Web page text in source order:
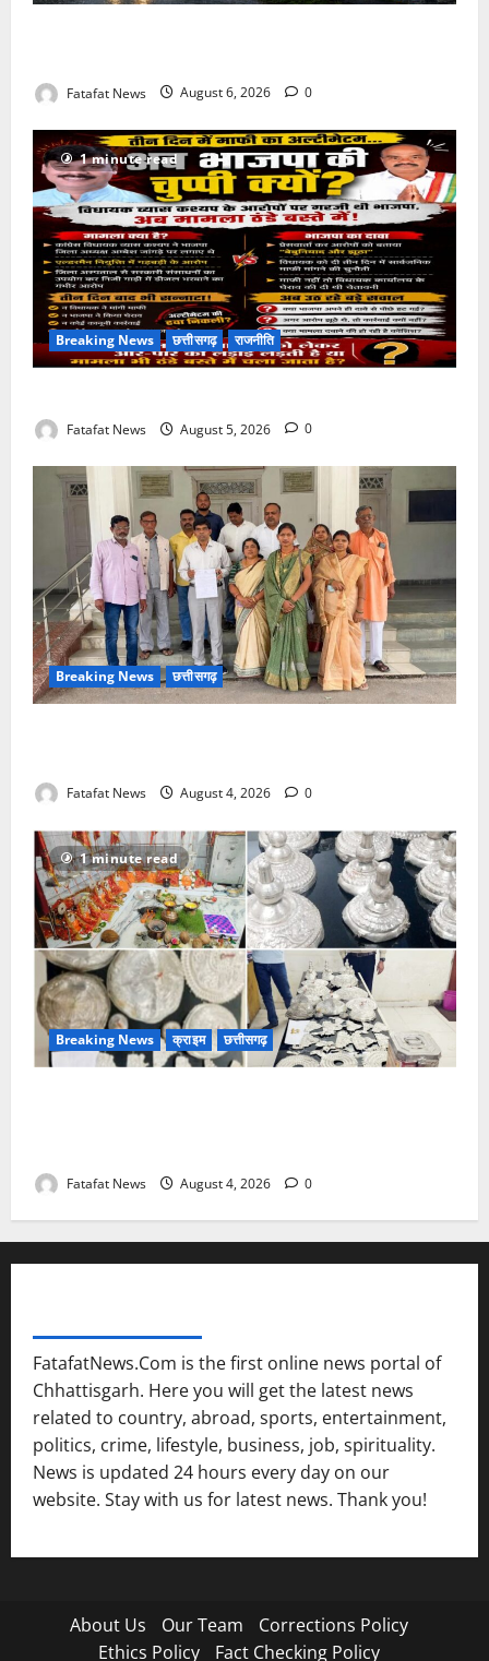
Fatafat News August 6, 2026 0
1 minute read
Breaking News छत्तीसगढ़ राजनीति
Fatafat News August 5, 2026 0
Breaking News छत्तीसगढ़
Fatafat News August 4, 2026 0
1 minute read
Breaking News क्राइम छत्तीसगढ़
Fatafat News August 4, 2026 0
FatafatNews.Com is the first online news portal of
Chhattisgarh. Here you will get the latest news
related to country, abroad, sports, entertainment,
politics, crime, lifestyle, business, job, spirituality.
News is updated 24 hours every day on our
website. Stay with us for latest news. Thank you!
About Us Our Team
Corrections Policy
Ethics Policy
Fact Checking Policy